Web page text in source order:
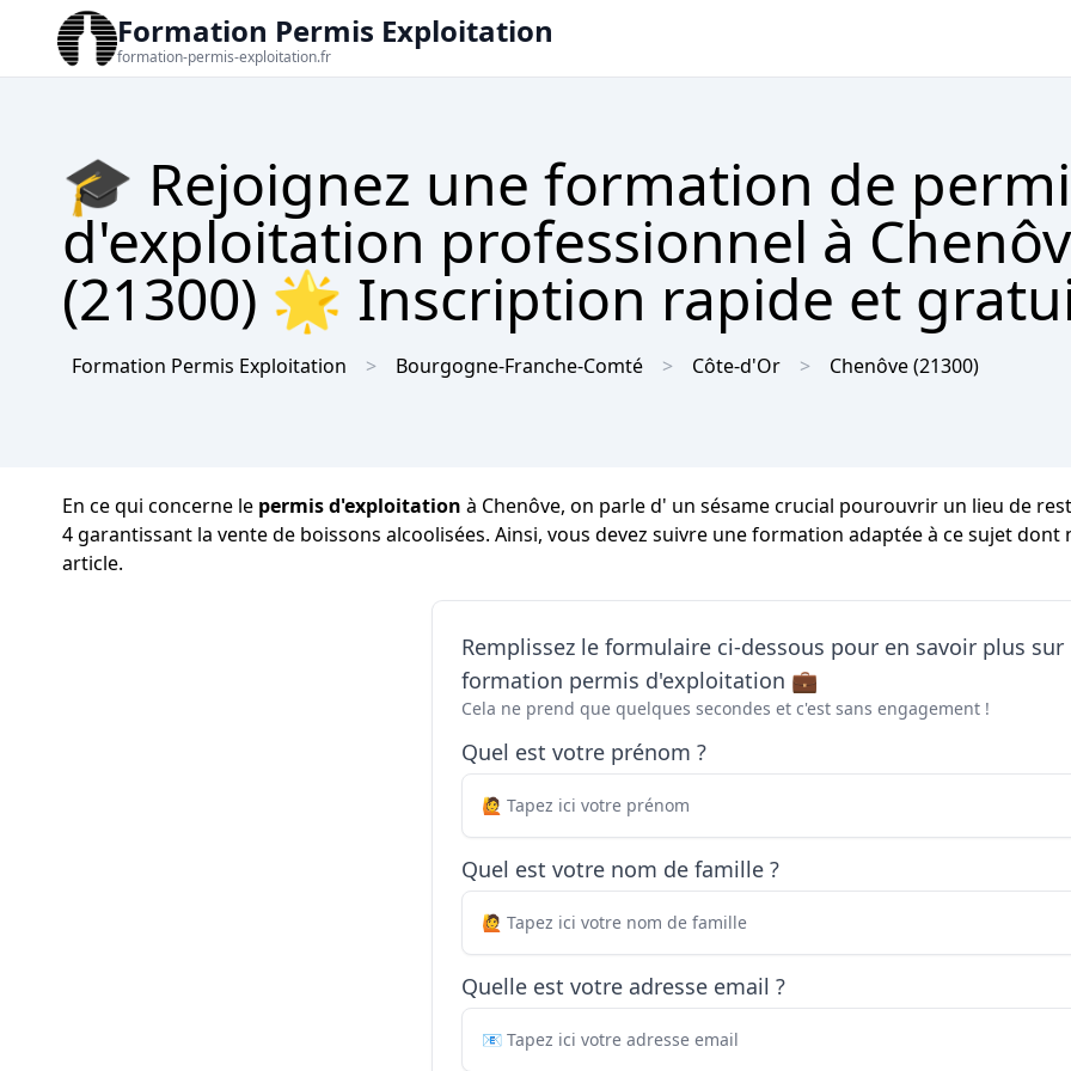
Formation Permis Exploitation
formation-permis-exploitation.fr
🎓 Rejoignez une formation de
d'exploitation professionnel à
(21300) 🌟 Inscription rapide et
Formation Permis Exploitation Bourgogne-Franche-Comté Côte-d'Or Chenôve(21300)
En ce qui concerne le permis d'exploitation à Chenôve, on parle d' un sésame crucial pourouvrir un lieu de
4 garantissant la vente de boissons alcoolisées. Ainsi, vous devez suivre une formation adaptée à ce sujet
article.
Remplissez le formulaire ci-dessous pour en savoir plus sur
formation permis d'exploitation 💼
Cela ne prend que quelques secondes et c'est sans engagement !
Quel est votre prénom ?
Quel est votre nom de famille ?
Quelle est votre adresse email ?